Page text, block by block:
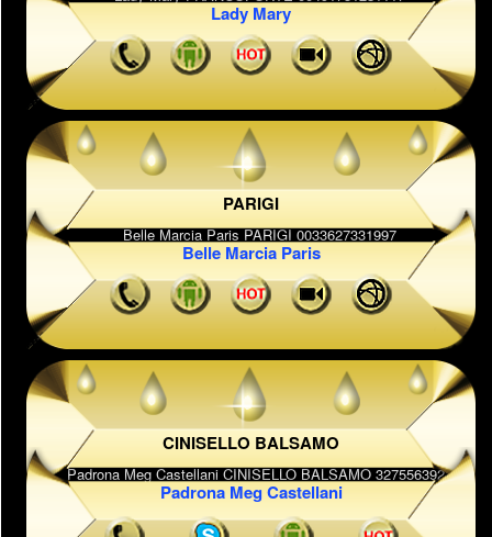
Lady Mary
PARIGI
Belle Marcia Paris
CINISELLO BALSAMO
Padrona Meg Castellani